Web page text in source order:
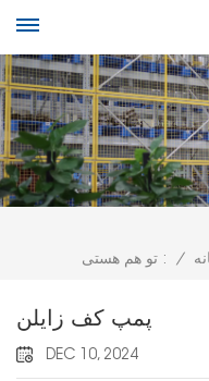
تو هم هستی : /
پمپ کف زایلن
DEC 10, 2024